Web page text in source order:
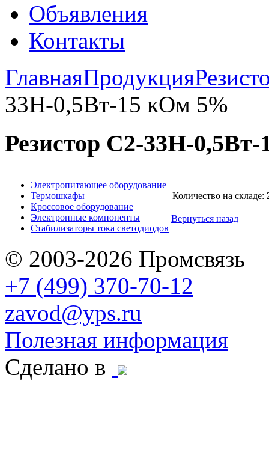
Объявления
Контакты
ГлавнаяПродукция
33Н-0,5Вт-15 кОм 5%
Резистор С2-33Н-
Электропитающее оборудование
Термошкафы
Кроссовое оборудование
Электронные компоненты
Стабилизаторы тока светодиодов
Количество на складе:
Вернуться назад
© 2003-2026 Промсвязь
+7 (499) 370-70-12
zavod@yps.ru
Полезная информация
Сделано в